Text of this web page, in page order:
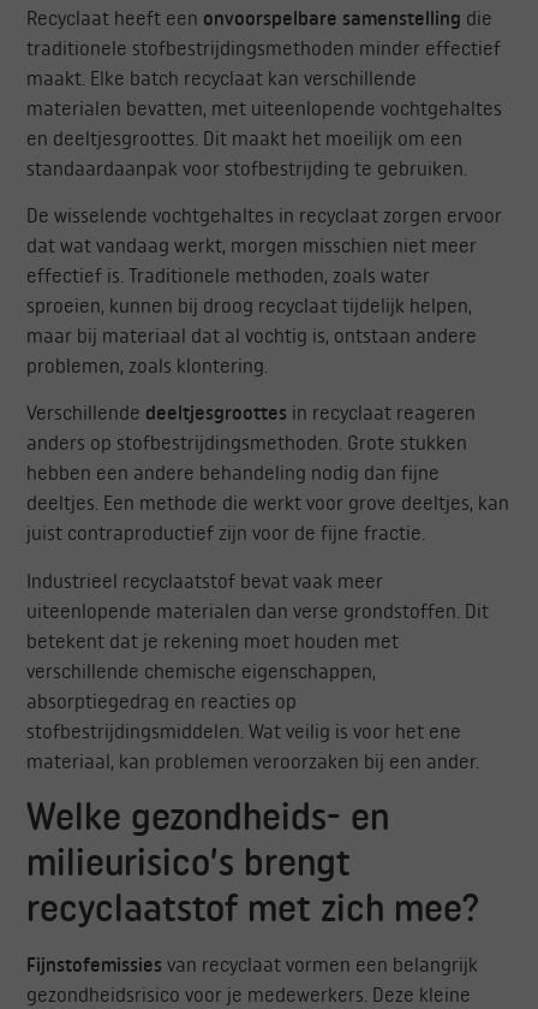
Recyclaat heeft een onvoorspelbare samenstelling die
traditionele stofbestrijdingsmethoden minder effectief
maakt. Elke batch recyclaat kan verschillende
materialen bevatten, met uiteenlopende vochtgehaltes
en deeltjesgroottes. Dit maakt het moeilijk om een
standaardaanpak voor stofbestrijding te gebruiken.
De wisselende vochtgehaltes in recyclaat zorgen ervoor
dat wat vandaag werkt, morgen misschien niet meer
effectief is. Traditionele methoden, zoals water
sproeien, kunnen bij droog recyclaat tijdelijk helpen,
maar bij materiaal dat al vochtig is, ontstaan andere
problemen, zoals klontering.
Verschillende deeltjesgroottes in recyclaat reageren
anders op stofbestrijdingsmethoden. Grote stukken
hebben een andere behandeling nodig dan fijne
deeltjes. Een methode die werkt voor grove deeltjes, kan
juist contraproductief zijn voor de fijne fractie.
Industrieel recyclaatstof bevat vaak meer
uiteenlopende materialen dan verse grondstoffen. Dit
betekent dat je rekening moet houden met
verschillende chemische eigenschappen,
absorptiegedrag en reacties op
stofbestrijdingsmiddelen. Wat veilig is voor het ene
materiaal, kan problemen veroorzaken bij een ander.
Welke gezondheids- en
milieurisico’s brengt
recyclaatstof met zich mee?
Fijnstofemissies van recyclaat vormen een belangrijk
gezondheidsrisico voor je medewerkers. Deze kleine